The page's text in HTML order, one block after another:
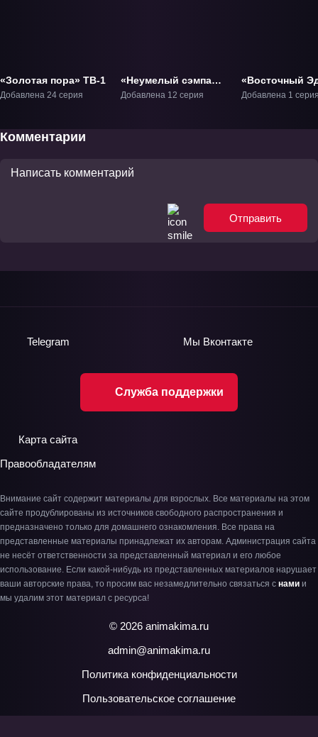
«Золотая пора» ТВ-1
Добавлена 24 серия
«Неумелый сэмпай»
ТВ-1
Добавлена 12 серия
«Восточный
Фильм
Добавлена 1
Комментарии
Отправить
Служба поддержки
Telegram Мы Вконтакте
Карта сайта
Правообладателям
Внимание сайт содержит материалы для взрослых. Все материалы на этом
сайте продублированы из источников свободного распространения и
предназначено только для домашнего ознакомления. Все права на
представленные материалы принадлежат их авторам. Администрация сайта
не несёт ответственности за представленный материал и его любое
использование. Если какой-нибудь из представленных материалов нарушает
ваши авторские права, то просим вас незамедлительно связаться с нами и
мы удалим этот материал с ресурса!
© 2026 animakima.ru
admin@animakima.ru
Политика конфиденциальности
Пользовательское соглашение